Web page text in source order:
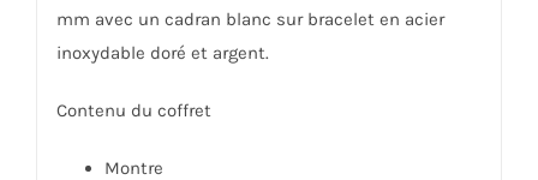
mm avec un cadran blanc sur bracelet en acier
inoxydable doré et argent.
Contenu du coffret
Montre